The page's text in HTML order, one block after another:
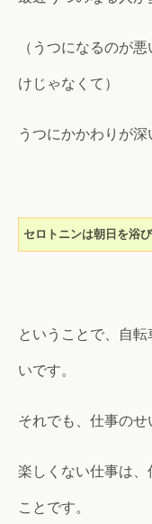
（うつになるのが
けじゃなくて）
うつにかかわりが
セロトニンは朝日を浴
ということで、自
いです。
それでも、仕事の
楽しくない仕事は
ことです。